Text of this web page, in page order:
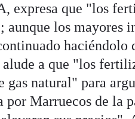
expresa que "los
los mayores
haciéndolo
a que "los
gas natural" para
por Marruecos de la